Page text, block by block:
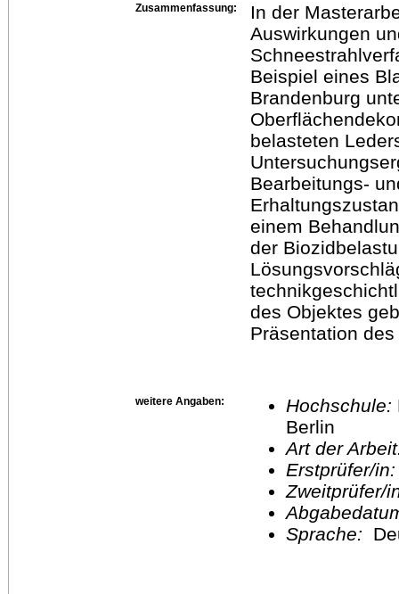
Zusammenfassung:
In der
Auswirkungen
Beispiel eines
Brandenburg
belasteten
Bearbeitungs-
einem
der
des Objektes
Präsentation
weitere Angaben: Hochschule:
Berlin
Art der
Erstprüfer/
Sprache: